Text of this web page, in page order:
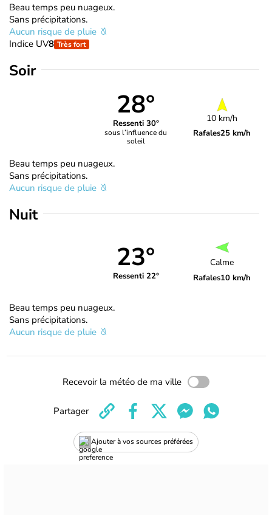
Beau temps peu nuageux.
Sans précipitations.
Aucun risque de pluie
Indice UV8 Très fort
Soir
28°
Ressenti 30°
sous l’influence du
soleil
10 km/h
Rafales25 km/h
Beau temps peu nuageux.
Sans précipitations.
Aucun risque de pluie
Nuit
23°
Ressenti 22°
Calme
Rafales10 km/h
Beau temps peu nuageux.
Sans précipitations.
Aucun risque de pluie
Recevoir la météo de ma ville
Ajouter à vos sources préférées
Partager